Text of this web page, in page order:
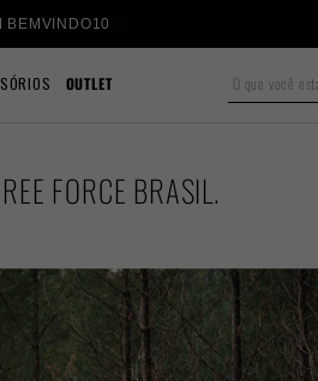
BEMVINDO10
OUTLET
FORCE BRASIL.